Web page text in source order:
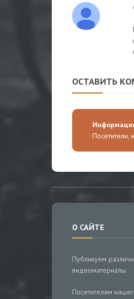
ОСТАВИТЬ
Посетители,
О САЙТЕ
Публикуем
видеоматериалы.
Посетителям